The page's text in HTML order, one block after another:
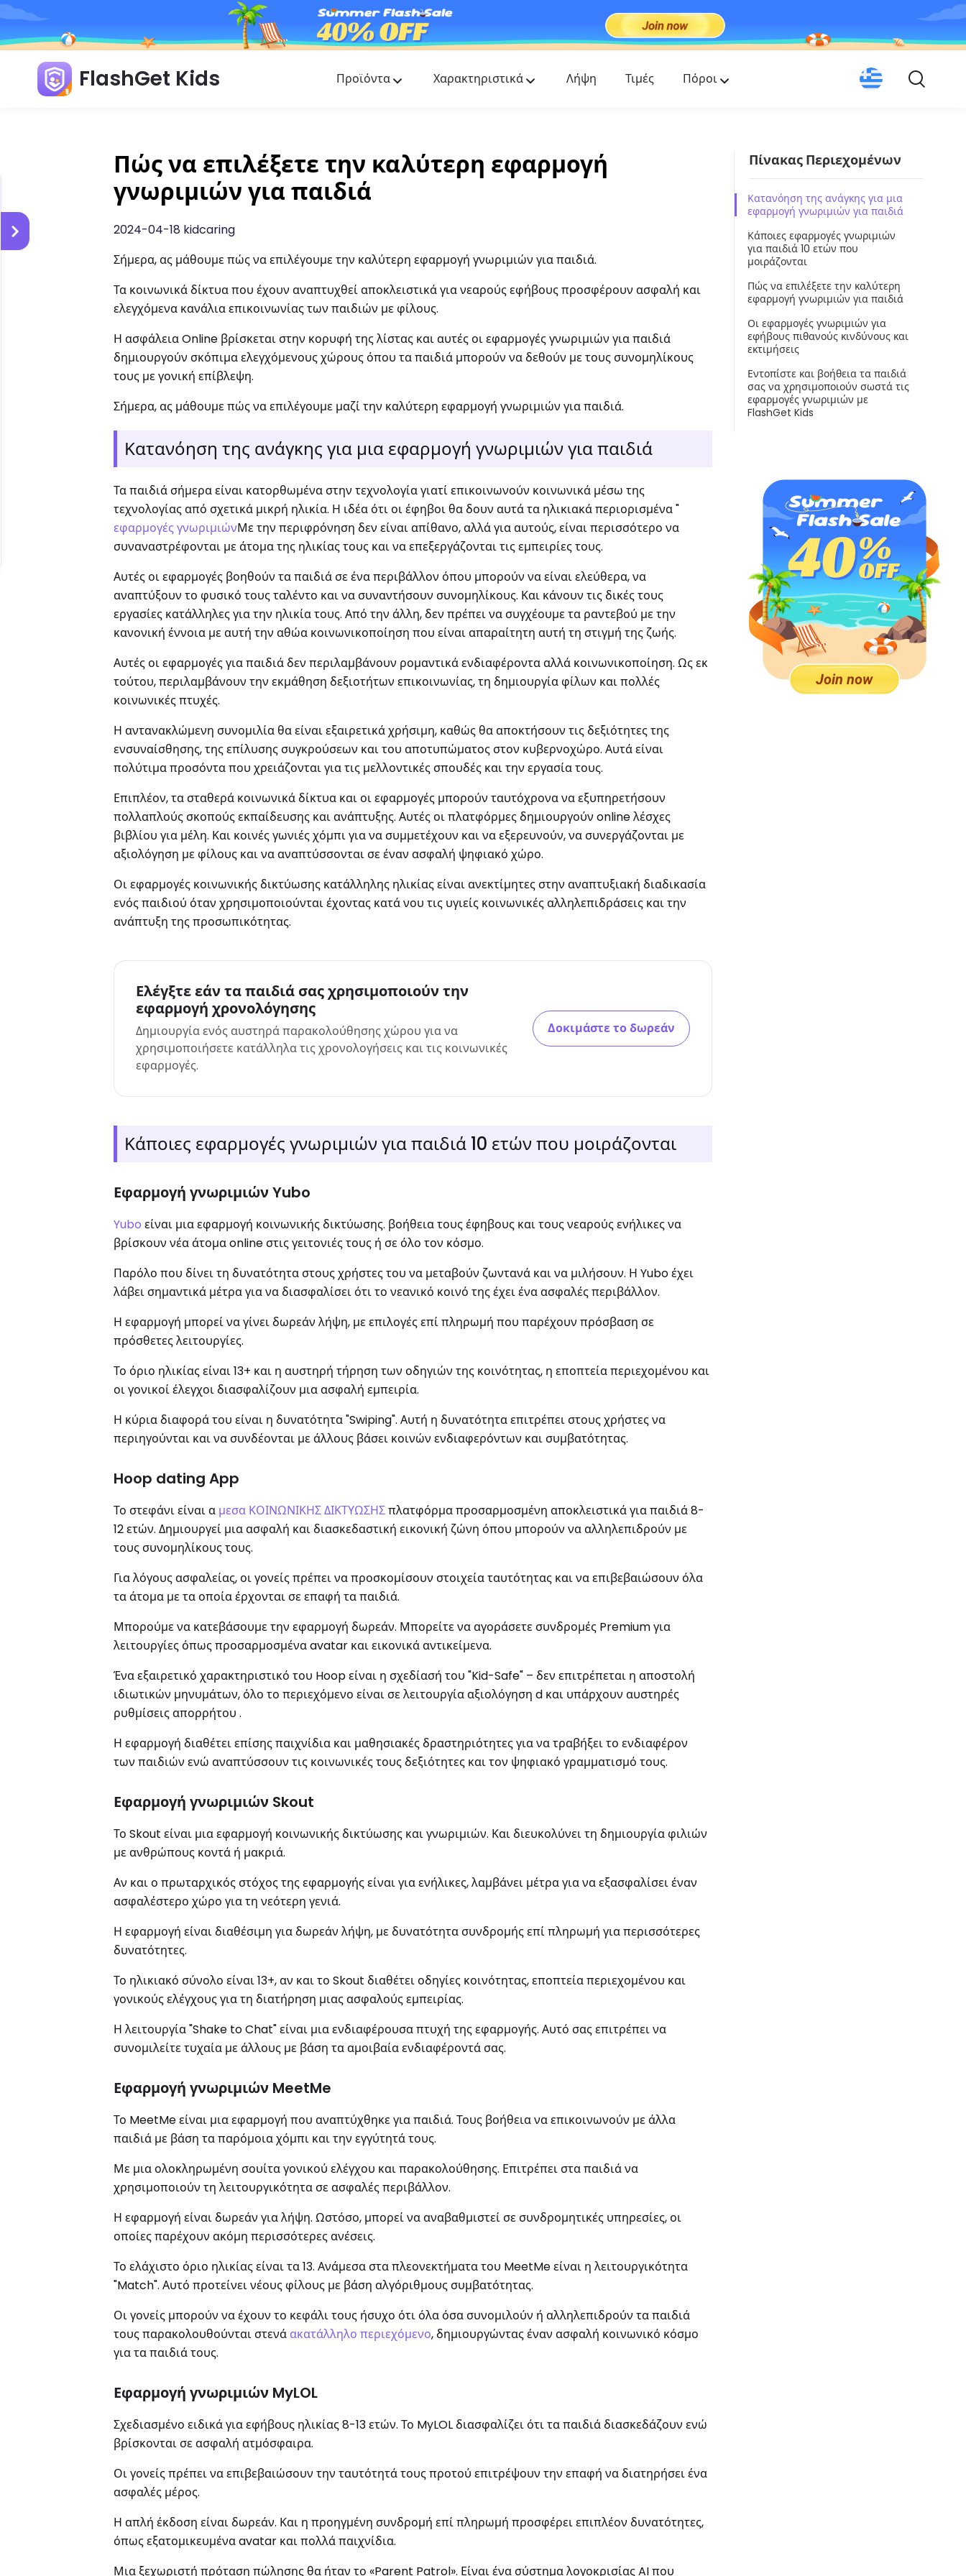
FlashGet Kids Προϊόντα
FlashGet Finder
Χαρακτηριστικά Λήψη Τιμές Πόροι
Πώς να επιλέξετε την καλύτερη εφαρμογή
γνωριμιών για παιδιά
2024-04-18 kidcaring
Σήμερα, ας μάθουμε πώς να επιλέγουμε την καλύτερη εφαρμογή γνωριμιών για παιδιά.
Τα κοινωνικά δίκτυα που έχουν αναπτυχθεί αποκλειστικά για νεαρούς εφήβους προσφέρουν ασφαλή και
ελεγχόμενα κανάλια επικοινωνίας των παιδιών με φίλους.
Η ασφάλεια Online βρίσκεται στην κορυφή της λίστας και αυτές οι εφαρμογές γνωριμιών για παιδιά
δημιουργούν σκόπιμα ελεγχόμενους χώρους όπου τα παιδιά μπορούν να δεθούν με τους συνομηλίκους
τους με γονική επίβλεψη.
Σήμερα, ας μάθουμε πώς να επιλέγουμε μαζί την καλύτερη εφαρμογή γνωριμιών για παιδιά.
Κατανόηση της ανάγκης για μια εφαρμογή γνωριμιών για παιδιά
Τα παιδιά σήμερα είναι κατορθωμένα στην τεχνολογία γιατί επικοινωνούν κοινωνικά μέσω της
τεχνολογίας από σχετικά μικρή ηλικία. Η ιδέα ότι οι έφηβοι θα δουν αυτά τα ηλικιακά περιορισμένα "
εφαρμογές γνωριμιώνΜε την περιφρόνηση δεν είναι απίθανο, αλλά για αυτούς, είναι περισσότερο να
συναναστρέφονται με άτομα της ηλικίας τους και να επεξεργάζονται τις εμπειρίες τους.
Αυτές οι εφαρμογές βοηθούν τα παιδιά σε ένα περιβάλλον όπου μπορούν να είναι ελεύθερα, να
αναπτύξουν το φυσικό τους ταλέντο και να συναντήσουν συνομηλίκους. Και κάνουν τις δικές τους
εργασίες κατάλληλες για την ηλικία τους. Από την άλλη, δεν πρέπει να συγχέουμε τα ραντεβού με την
κανονική έννοια με αυτή την αθώα κοινωνικοποίηση που είναι απαραίτητη αυτή τη στιγμή της ζωής.
Αυτές οι εφαρμογές για παιδιά δεν περιλαμβάνουν ρομαντικά ενδιαφέροντα αλλά κοινωνικοποίηση. Ως εκ
τούτου, περιλαμβάνουν την εκμάθηση δεξιοτήτων επικοινωνίας, τη δημιουργία φίλων και πολλές
κοινωνικές πτυχές.
Η αντανακλώμενη συνομιλία θα είναι εξαιρετικά χρήσιμη, καθώς θα αποκτήσουν τις δεξιότητες της
ενσυναίσθησης, της επίλυσης συγκρούσεων και του αποτυπώματος στον κυβερνοχώρο. Αυτά είναι
πολύτιμα προσόντα που χρειάζονται για τις μελλοντικές σπουδές και την εργασία τους.
Επιπλέον, τα σταθερά κοινωνικά δίκτυα και οι εφαρμογές μπορούν ταυτόχρονα να εξυπηρετήσουν
πολλαπλούς σκοπούς εκπαίδευσης και ανάπτυξης. Αυτές οι πλατφόρμες δημιουργούν online λέσχες
βιβλίου για μέλη. Και κοινές γωνιές χόμπι για να συμμετέχουν και να εξερευνούν, να συνεργάζονται με
αξιολόγηση με φίλους και να αναπτύσσονται σε έναν ασφαλή ψηφιακό χώρο.
Οι εφαρμογές κοινωνικής δικτύωσης κατάλληλης ηλικίας είναι ανεκτίμητες στην αναπτυξιακή διαδικασία
ενός παιδιού όταν χρησιμοποιούνται έχοντας κατά νου τις υγιείς κοινωνικές αλληλεπιδράσεις και την
ανάπτυξη της προσωπικότητας.
Ελέγξτε εάν τα παιδιά σας χρησιμοποιούν την
εφαρμογή χρονολόγησης
Δημιουργία ενός αυστηρά παρακολούθησης χώρου για να
χρησιμοποιήσετε κατάλληλα τις χρονολογήσεις και τις κοινωνικές
εφαρμογές.
Δοκιμάστε το δωρεάν
Κάποιες εφαρμογές γνωριμιών για παιδιά 10 ετών που μοιράζονται
Εφαρμογή γνωριμιών Yubo
Yubo είναι μια εφαρμογή κοινωνικής δικτύωσης. βοήθεια τους έφηβους και τους νεαρούς ενήλικες να
βρίσκουν νέα άτομα online στις γειτονιές τους ή σε όλο τον κόσμο.
Παρόλο που δίνει τη δυνατότητα στους χρήστες του να μεταβούν ζωντανά και να μιλήσουν. Η Yubo έχει
λάβει σημαντικά μέτρα για να διασφαλίσει ότι το νεανικό κοινό της έχει ένα ασφαλές περιβάλλον.
Η εφαρμογή μπορεί να γίνει δωρεάν λήψη, με επιλογές επί πληρωμή που παρέχουν πρόσβαση σε
πρόσθετες λειτουργίες.
Το όριο ηλικίας είναι 13+ και η αυστηρή τήρηση των οδηγιών της κοινότητας, η εποπτεία περιεχομένου και
οι γονικοί έλεγχοι διασφαλίζουν μια ασφαλή εμπειρία.
Η κύρια διαφορά του είναι η δυνατότητα "Swiping". Αυτή η δυνατότητα επιτρέπει στους χρήστες να
περιηγούνται και να συνδέονται με άλλους βάσει κοινών ενδιαφερόντων και συμβατότητας.
Hoop dating App
Το στεφάνι είναι α μεσα ΚΟΙΝΩΝΙΚΗΣ ΔΙΚΤΥΩΣΗΣπλατφόρμα προσαρμοσμένη αποκλειστικά για παιδιά 8-
12 ετών. Δημιουργεί μια ασφαλή και διασκεδαστική εικονική ζώνη όπου μπορούν να αλληλεπιδρούν με
τους συνομηλίκους τους.
Για λόγους ασφαλείας, οι γονείς πρέπει να προσκομίσουν στοιχεία ταυτότητας και να επιβεβαιώσουν όλα
τα άτομα με τα οποία έρχονται σε επαφή τα παιδιά.
Μπορούμε να κατεβάσουμε την εφαρμογή δωρεάν. Μπορείτε να αγοράσετε συνδρομές Premium για
λειτουργίες όπως προσαρμοσμένα avatar και εικονικά αντικείμενα.
Ένα εξαιρετικό χαρακτηριστικό του Hoop είναι η σχεδίασή του "Kid-Safe" – δεν επιτρέπεται η αποστολή
ιδιωτικών μηνυμάτων, όλο το περιεχόμενο είναι σε λειτουργία αξιολόγηση d και υπάρχουν αυστηρές
ρυθμίσεις απορρήτου .
Η εφαρμογή διαθέτει επίσης παιχνίδια και μαθησιακές δραστηριότητες για να τραβήξει το ενδιαφέρον
των παιδιών ενώ αναπτύσσουν τις κοινωνικές τους δεξιότητες και τον ψηφιακό γραμματισμό τους.
Εφαρμογή γνωριμιών Skout
Το Skout είναι μια εφαρμογή κοινωνικής δικτύωσης και γνωριμιών. Και διευκολύνει τη δημιουργία φιλιών
με ανθρώπους κοντά ή μακριά.
Αν και ο πρωταρχικός στόχος της εφαρμογής είναι για ενήλικες, λαμβάνει μέτρα για να εξασφαλίσει έναν
ασφαλέστερο χώρο για τη νεότερη γενιά.
Η εφαρμογή είναι διαθέσιμη για δωρεάν λήψη, με δυνατότητα συνδρομής επί πληρωμή για περισσότερες
δυνατότητες.
Το ηλικιακό σύνολο είναι 13+, αν και το Skout διαθέτει οδηγίες κοινότητας, εποπτεία περιεχομένου και
γονικούς ελέγχους για τη διατήρηση μιας ασφαλούς εμπειρίας.
Η λειτουργία "Shake to Chat" είναι μια ενδιαφέρουσα πτυχή της εφαρμογής. Αυτό σας επιτρέπει να
συνομιλείτε τυχαία με άλλους με βάση τα αμοιβαία ενδιαφέροντά σας.
Εφαρμογή γνωριμιών MeetMe
Το MeetMe είναι μια εφαρμογή που αναπτύχθηκε για παιδιά. Τους βοήθεια να επικοινωνούν με άλλα
παιδιά με βάση τα παρόμοια χόμπι και την εγγύτητά τους.
Με μια ολοκληρωμένη σουίτα γονικού ελέγχου και παρακολούθησης. Επιτρέπει στα παιδιά να
χρησιμοποιούν τη λειτουργικότητα σε ασφαλές περιβάλλον.
Η εφαρμογή είναι δωρεάν για λήψη. Ωστόσο, μπορεί να αναβαθμιστεί σε συνδρομητικές υπηρεσίες, οι
οποίες παρέχουν ακόμη περισσότερες ανέσεις.
Το ελάχιστο όριο ηλικίας είναι τα 13. Ανάμεσα στα πλεονεκτήματα του MeetMe είναι η λειτουργικότητα
"Match". Αυτό προτείνει νέους φίλους με βάση αλγόριθμους συμβατότητας.
Οι γονείς μπορούν να έχουν το κεφάλι τους ήσυχο ότι όλα όσα συνομιλούν ή αλληλεπιδρούν τα παιδιά
τους παρακολουθούνται στενά ακατάλληλο περιεχόμενο, δημιουργώντας έναν ασφαλή κοινωνικό κόσμο
για τα παιδιά τους.
Εφαρμογή γνωριμιών MyLOL
Σχεδιασμένο ειδικά για εφήβους ηλικίας 8-13 ετών. Το MyLOL διασφαλίζει ότι τα παιδιά διασκεδάζουν ενώ
βρίσκονται σε ασφαλή ατμόσφαιρα.
Οι γονείς πρέπει να επιβεβαιώσουν την ταυτότητά τους προτού επιτρέψουν την επαφή να διατηρήσει ένα
ασφαλές μέρος.
Η απλή έκδοση είναι δωρεάν. Και η προηγμένη συνδρομή επί πληρωμή προσφέρει επιπλέον δυνατότητες,
όπως εξατομικευμένα avatar και πολλά παιχνίδια.
Μια ξεχωριστή πρόταση πώλησης θα ήταν το «Parent Patrol». Είναι ένα σύστημα λογοκρισίας AI που
Πίνακας Περιεχομένων
Κατανόηση της ανάγκης για μια
εφαρμογή γνωριμιών για παιδιά
Κάποιες εφαρμογές γνωριμιών
για παιδιά 10 ετών που
μοιράζονται
Πώς να επιλέξετε την καλύτερη
εφαρμογή γνωριμιών για παιδιά
Οι εφαρμογές γνωριμιών για
εφήβους πιθανούς κινδύνους και
εκτιμήσεις
Εντοπίστε και βοήθεια τα παιδιά
σας να χρησιμοποιούν σωστά τις
εφαρμογές γνωριμιών με
FlashGet Kids